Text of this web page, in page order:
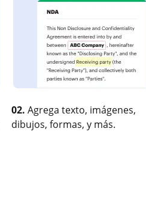
02. Agrega texto, imágenes,
dibujos, formas, y más.